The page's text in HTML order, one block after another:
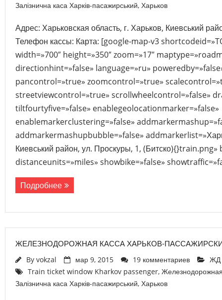
Залізнична каса Харків-пасажирський, Харьков
Адрес: Харьковская область, г. Харьков, Киевський
Телефон кассы: Карта: [google-map-v3
width=»700″ height=»350″ zoom=»17″
directionhint=»false» language=»ru»
pancontrol=»true» zoomcontrol=»true»
streetviewcontrol=»true» scrollwheelcontrol=»false»
tiltfourtyfive=»false» enablegeolocationmarker=»false»
enablemarkerclustering=»false»
addmarkermashupbubble=»false»
Киевський район, ул. Проскуры, 1,
distanceunits=»miles» showbike=»false»
Подробнее
ЖЕЛЕЗНОДОРОЖНАЯ КАССА ХАРЬКОВ-
By vokzal мар 9, 2015 19 комментариев
ЖД
Train ticket window Kharkov passenger,
Залізнична каса Харків-пасажирський, Харьков